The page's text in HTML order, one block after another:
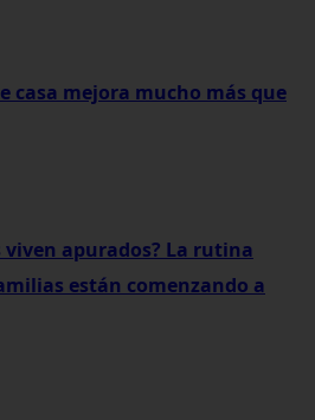
casa mejora mucho más que
apurados? La rutina
están comenzando a